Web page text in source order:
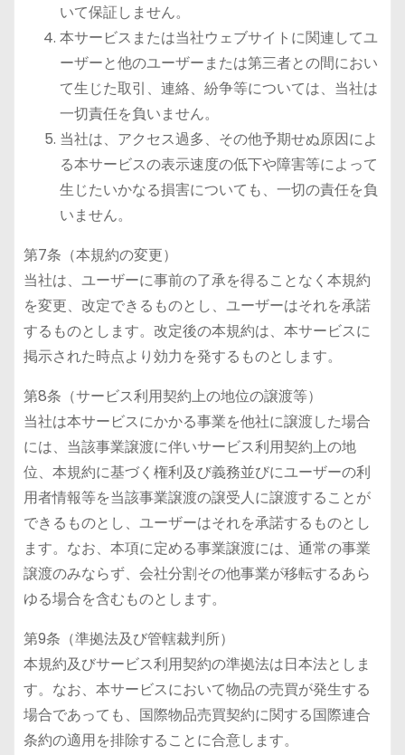
いて保証しません。
本サービスまたは当社ウェブサイトに関連してユ
ーザーと他のユーザーまたは第三者との間におい
て生じた取引、連絡、紛争等については、当社は
一切責任を負いません。
当社は、アクセス過多、その他予期せぬ原因によ
る本サービスの表示速度の低下や障害等によって
生じたいかなる損害についても、一切の責任を負
いません。
第7条（本規約の変更）
当社は、ユーザーに事前の了承を得ることなく本規約
を変更、改定できるものとし、ユーザーはそれを承諾
するものとします。改定後の本規約は、本サービスに
掲示された時点より効力を発するものとします。
第8条（サービス利用契約上の地位の譲渡等）
当社は本サービスにかかる事業を他社に譲渡した場合
には、当該事業譲渡に伴いサービス利用契約上の地
位、本規約に基づく権利及び義務並びにユーザーの利
用者情報等を当該事業譲渡の譲受人に譲渡することが
できるものとし、ユーザーはそれを承諾するものとし
ます。なお、本項に定める事業譲渡には、通常の事業
譲渡のみならず、会社分割その他事業が移転するあら
ゆる場合を含むものとします。
第9条（準拠法及び管轄裁判所）
本規約及びサービス利用契約の準拠法は日本法としま
す。なお、本サービスにおいて物品の売買が発生する
場合であっても、国際物品売買契約に関する国際連合
条約の適用を排除することに合意します。